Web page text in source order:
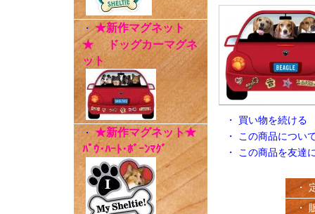
・★新作マグネット
★ ドッグカーマグネ
ット
・ ★新作マグネット★
ﾊﾟｳ･ﾊｰﾄ･ﾎﾞｰﾝﾏｸﾞ
・ 買い物を続ける
・
この商品につい
・
この商品を友達
・
・